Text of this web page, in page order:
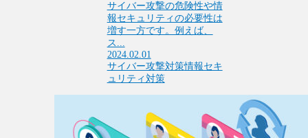
サイバー攻撃の危険性や情
報セキュリティの必要性は
増す一方です。例えば、
ス...
2024.02.01
サイバー攻撃対策情報セキ
ュリティ対策